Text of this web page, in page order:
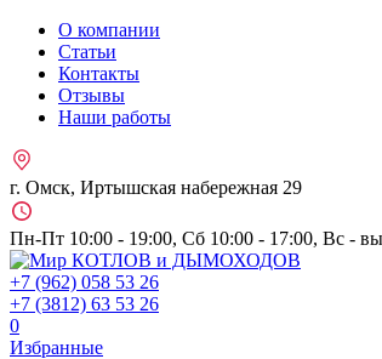
О компании
Статьи
Контакты
Отзывы
Наши работы
г. Омск, Иртышская набережная 29
Пн-Пт 10:00 - 19:00, Сб 10:00 - 17:00, Вс -
+7 (962) 058 53 26
+7 (3812) 63 53 26
0
Избранные